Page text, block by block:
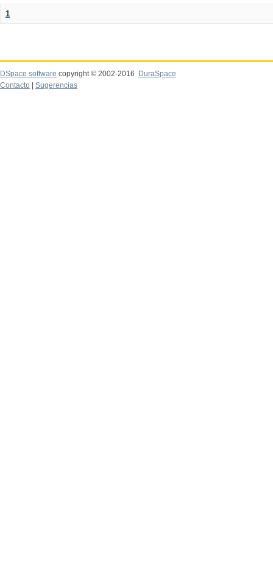
1
DSpace software copyright © 2002-2016
DuraSpace
Contacto
Sugerencias